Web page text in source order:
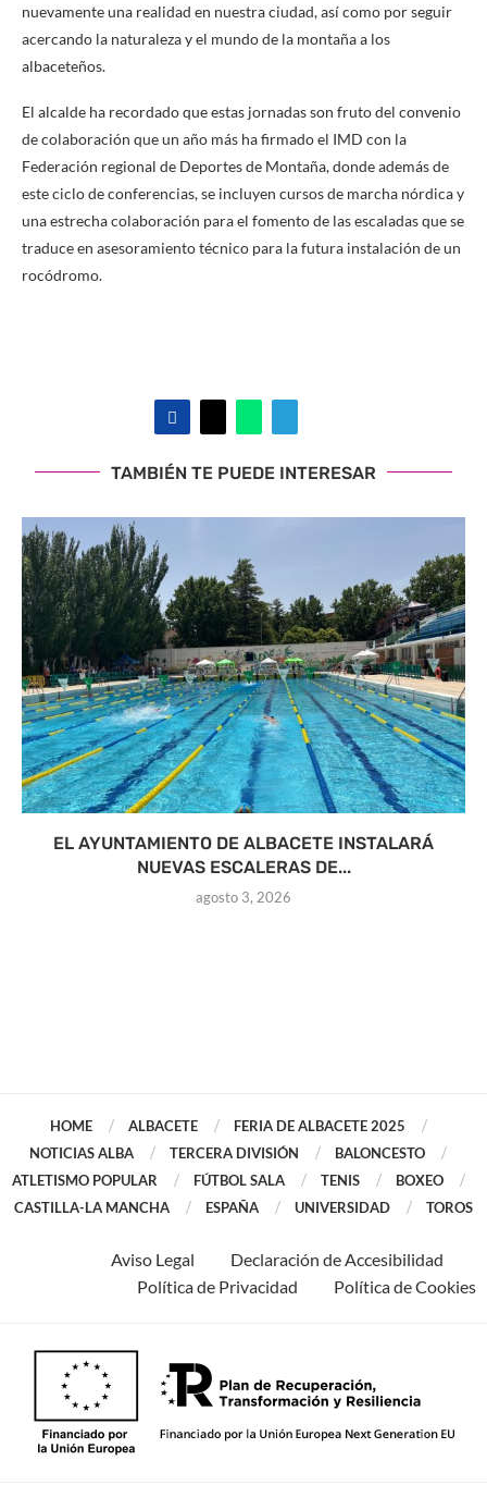
nuevamente una realidad en nuestra ciudad, así como por seguir
acercando la naturaleza y el mundo de la montaña a los
albaceteños.
El alcalde ha recordado que estas jornadas son fruto del convenio
de colaboración que un año más ha firmado el IMD con la
Federación regional de Deportes de Montaña, donde además de
este ciclo de conferencias, se incluyen cursos de marcha nórdica y
una estrecha colaboración para el fomento de las escaladas que se
traduce en asesoramiento técnico para la futura instalación de un
rocódromo.
TAMBIÉN TE PUEDE INTERESAR
EL AYUNTAMIENTO DE ALBACETE INSTALARÁ
NUEVAS ESCALERAS DE...
agosto 3, 2026
HOME ALBACETE
FERIA DE ALBACETE 2025
NOTICIAS ALBA
TERCERA DIVISIÓN
BALONCESTO
ATLETISMO POPULAR
FÚTBOL SALA TENIS
BOXEO
CASTILLA-LA MANCHA
ESPAÑA UNIVERSIDAD TOROS
Aviso Legal
Declaración de Accesibilidad
Política de Privacidad
Política de Cookies